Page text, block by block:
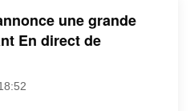
une grande
En direct de